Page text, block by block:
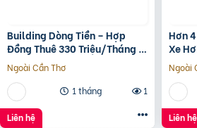
Building Dòng Tiền – Hợp
Đồng Thuê 330 Triệu/Tháng –
Quận 5, Tp.hcm -139Ty
Ngoài Cần Thơ
1 tháng
1
Liên hệ
Hơn
Xe
Ngoài
Liên hệ